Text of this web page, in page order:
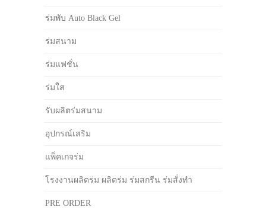
ร่มพับ Auto Black Gel
ร่มสนาม
ร่มแฟชั่น
ร่มใส
รับผลิตร่มสนาม
อุปกรณ์เสริม
แพ็คเกจร่ม
โรงงานผลิตร่ม ผลิตร่ม ร่มสกรีน ร่มสั่งทำ
PRE ORDER